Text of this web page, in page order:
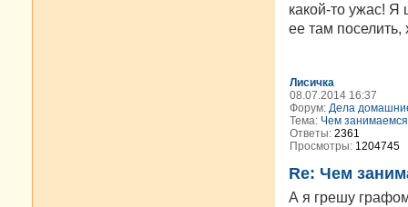
какой-то ужас! Я
ее там поселить,
Лисичка
08.07.2014 16:37
Форум: Дела
Тема: Чем
Ответы: 2361
Просмотры: 1204745
Re: Чем
А я грешу